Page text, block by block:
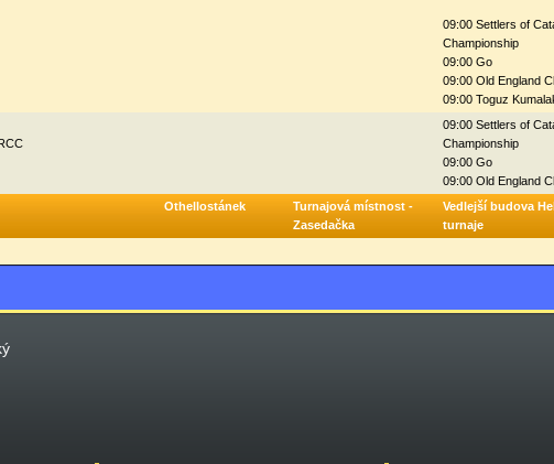
09:00 Settlers of
Championship
09:00 Go
09:00 Old England
09:00 Toguz
09:00 Settlers of
Championship
09:00 Go
09:00 Old England
Othellostánek
Turnajová místnost -
Zasedačka
Vedlejší budova
turnaje